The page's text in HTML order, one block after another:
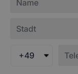
+49